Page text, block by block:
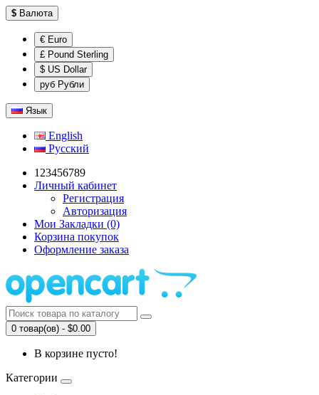
$ Валюта
€ Euro
£ Pound Sterling
$ US Dollar
руб Рубли
Язык
English
Русский
123456789
Личный кабинет
Регистрация
Авторизация
Мои Закладки (0)
Корзина покупок
Оформление заказа
0 товар(ов) - $0.00
В корзине пусто!
Категории